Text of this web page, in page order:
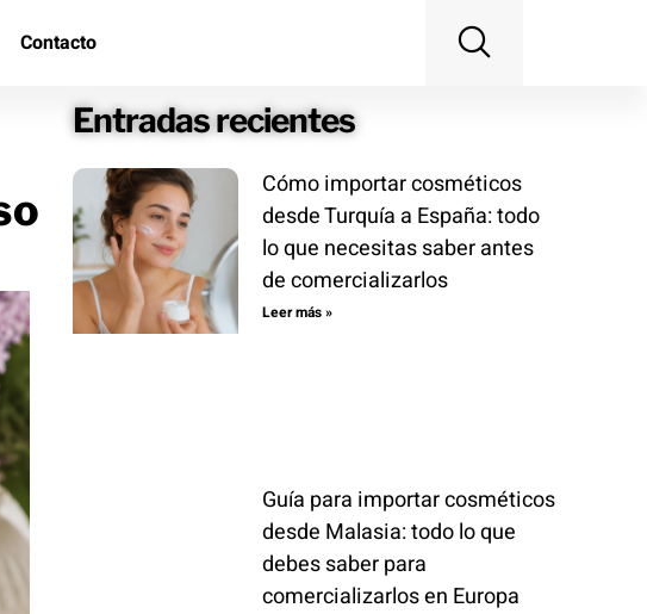
Contacto
Entradas recientes
Cómo importar cosméticos
desde Turquía a España: todo
lo que necesitas saber antes
de comercializarlos
Leer más »
Guía para importar cosméticos
desde Malasia: todo lo que
debes saber para
comercializarlos en Europa